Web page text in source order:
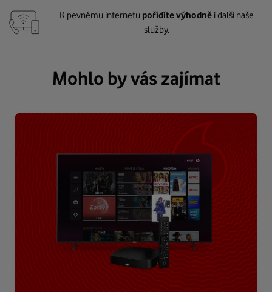
K pevnému internetu pořídíte výhodně i další naše
služby.
Mohlo by vás zajímat